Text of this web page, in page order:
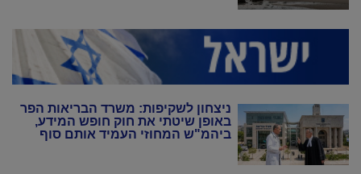
ניצחון לשקיפות: משרד הבריאות הפר
באופן שיטתי את חוק חופש המידע,
ביהמ"ש המחוזי העמיד אותם סוף